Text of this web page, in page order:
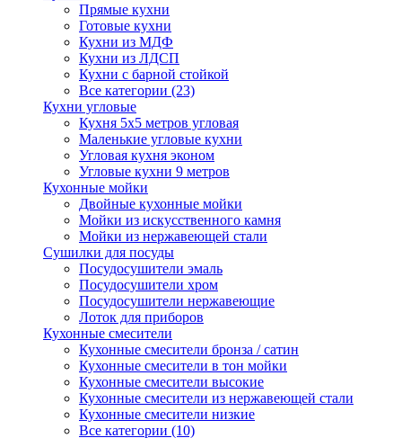
Прямые кухни
Готовые кухни
Кухни из МДФ
Кухни из ЛДСП
Кухни с барной стойкой
Все категории (23)
Кухни угловые
Кухня 5х5 метров угловая
Маленькие угловые кухни
Угловая кухня эконом
Угловые кухни 9 метров
Кухонные мойки
Двойные кухонные мойки
Мойки из искусственного камня
Мойки из нержавеющей стали
Сушилки для посуды
Посудосушители эмаль
Посудосушители хром
Посудосушители нержавеющие
Лоток для приборов
Кухонные смесители
Кухонные смесители бронза / сатин
Кухонные смесители в тон мойки
Кухонные смесители высокие
Кухонные смесители из нержавеющей стали
Кухонные смесители низкие
Все категории (10)